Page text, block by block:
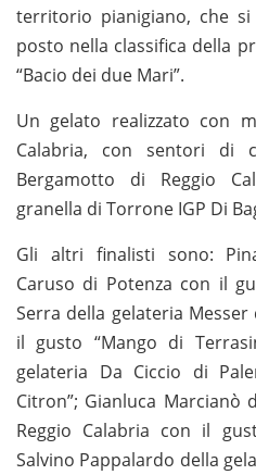
territorio pianigiano, che
posto nella classifica della
“Bacio dei due Mari”.
Un gelato realizzato con
Calabria, con sentori di
Bergamotto di Reggio
granella di Torrone IGP Di
Gli altri finalisti sono:
Caruso di Potenza con il
Serra della gelateria
il gusto “Mango di
gelateria Da Ciccio di
Citron”; Gianluca
Reggio Calabria con il
Salvino Pappalardo della